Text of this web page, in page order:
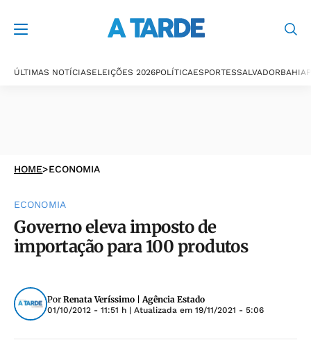
ÚLTIMAS NOTÍCIASELEIÇÕES 2026POLÍTICAESPORTESSALVADORBAHIA
HOME>ECONOMIA
ECONOMIA
Governo eleva imposto de
importação para 100 produtos
Por Renata Veríssimo | Agência Estado
01/10/2012 - 11:51 h | Atualizada em 19/11/2021 - 5:06